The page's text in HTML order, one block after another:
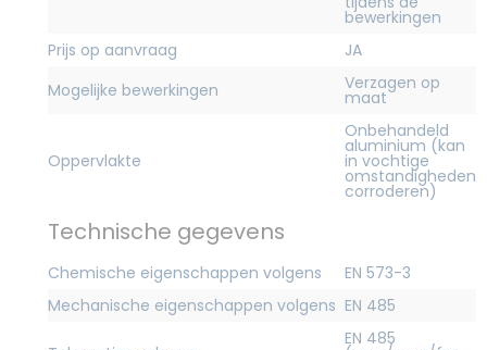
bewerkingen
Prijs op aanvraag
JA
Mogelijke bewerkingen
Verzagen op
maat
Oppervlakte
Onbehandeld
aluminium (kan
in vochtige
omstandigheden
corroderen)
Technische gegevens
Chemische eigenschappen volgens
EN 573-3
Mechanische eigenschappen volgens EN 485
EN 485